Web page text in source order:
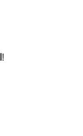
​ – يناسب تماما على الرفوف أو المكاتب أو كمفاجأة صندوق هدايا!